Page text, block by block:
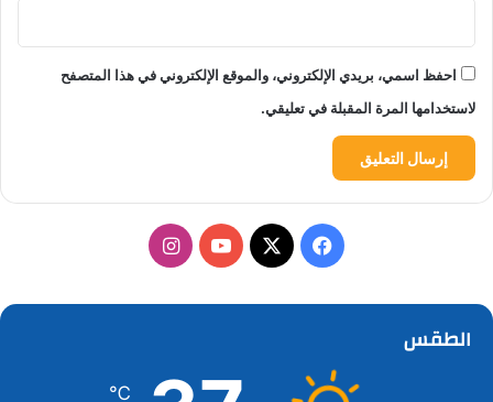
احفظ اسمي، بريدي الإلكتروني، والموقع الإلكتروني في هذا المتصفح
لاستخدامها المرة المقبلة في تعليقي.
فيسبوك
‫X
‫YouTubeانستقرام
الطقس
℃